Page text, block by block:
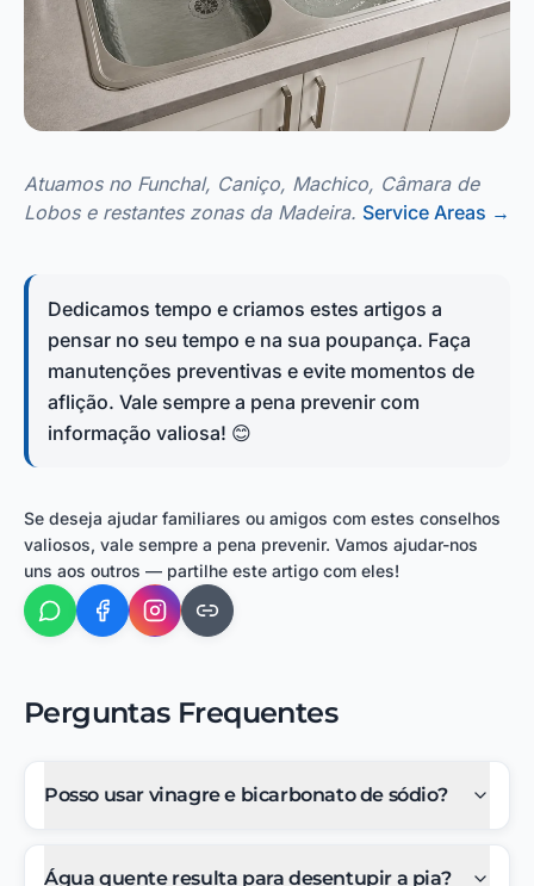
Atuamos no Funchal, Caniço, Machico, Câmara de
Lobos e restantes zonas da Madeira. Service Areas →
Dedicamos tempo e criamos estes artigos a
pensar no seu tempo e na sua poupança. Faça
manutenções preventivas e evite momentos de
aflição. Vale sempre a pena prevenir com
informação valiosa! 😊
Se deseja ajudar familiares ou amigos com estes conselhos
valiosos, vale sempre a pena prevenir. Vamos ajudar-nos
uns aos outros — partilhe este artigo com eles!
Perguntas Frequentes
Posso usar vinagre e bicarbonato de sódio?
Água quente resulta para desentupir a pia?